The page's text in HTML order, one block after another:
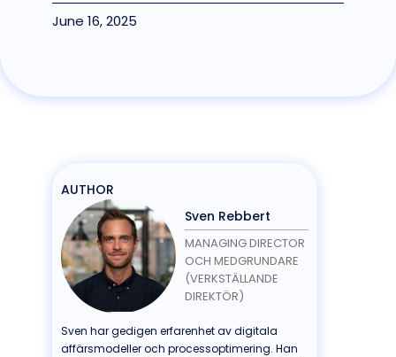
June 16, 2025
AUTHOR
Sven Rebbert
MANAGING DIRECTOR
OCH MEDGRUNDARE
(VERKSTÄLLANDE
DIREKTÖR)
Sven har gedigen erfarenhet av digitala
affärsmodeller och processoptimering. Han